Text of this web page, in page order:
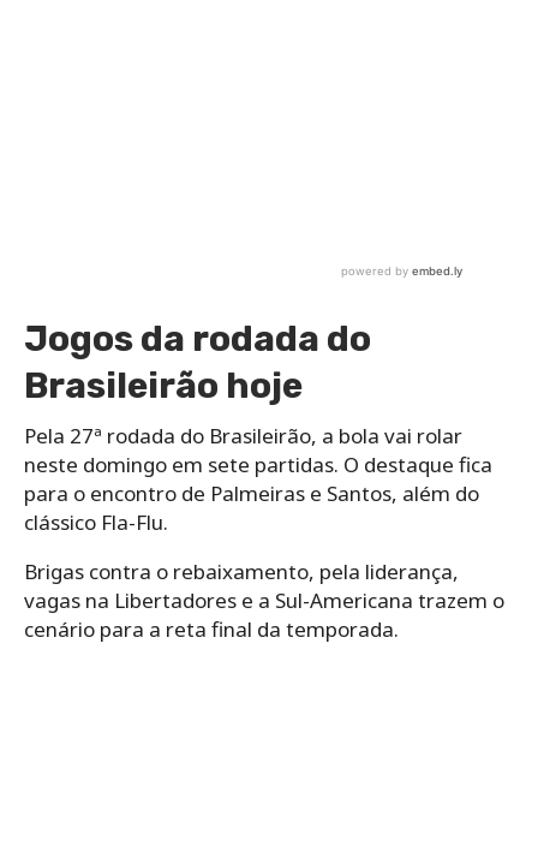
Jogos da rodada do
Brasileirão hoje
Pela 27ª rodada do Brasileirão, a bola vai rolar
neste domingo em sete partidas. O destaque fica
para o encontro de Palmeiras e Santos, além do
clássico Fla-Flu.
Brigas contra o rebaixamento, pela liderança,
vagas na Libertadores e a Sul-Americana trazem o
cenário para a reta final da temporada.